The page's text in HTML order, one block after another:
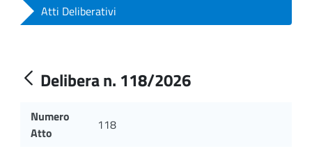
Atti Deliberativi
Delibera n. 118/2026
Numero
Atto
118